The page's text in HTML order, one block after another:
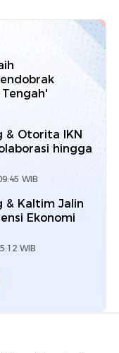
& Otorita IKN
hingga
WIB
& Kaltim Jalin
Ekonomi
WIB